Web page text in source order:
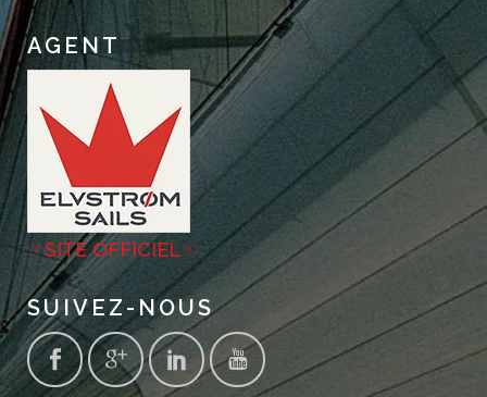
AGENT
☞SITE OFFICIEL☜
SUIVEZ-NOUS